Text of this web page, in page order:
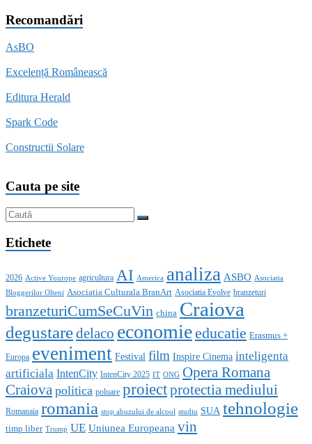
Recomandări
AsBO
Excelență Românească
Editura Herald
Spark Code
Constructii Solare
Cauta pe site
Etichete
2026 Active Yourope agricultura AI America analiza ASBO Asociatia
Bloggerilor Olteni Asociatia Culturala BranArt Asociatia Evolve branzeturi
branzeturiCumSeCuVin china Craiova
degustaredelaco economieeducatie Erasmus +
Europa eveniment Festival film Inspire Cinema inteligenta
artificiala IntenCity IntenCity 2025 IT ONG Opera Romana
Craiova politica poluare proiectprotectia mediului
Romanaia romania stop abuzului de alcool studiu SUA tehnologie
timp liber Trump UE Uniunea Europeana vin